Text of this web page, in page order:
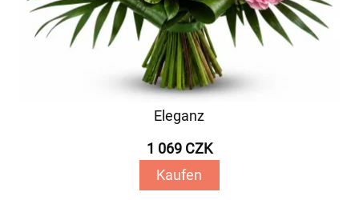
Eleganz
1 069 CZK
Kaufen